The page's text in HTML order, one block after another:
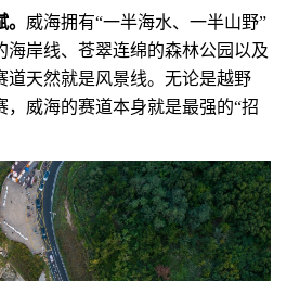
威海拥有“一半海水、一半山野”
海岸线、苍翠连绵的森林公园以及
道天然就是风景线。无论是越野
，威海的赛道本身就是最强的“招